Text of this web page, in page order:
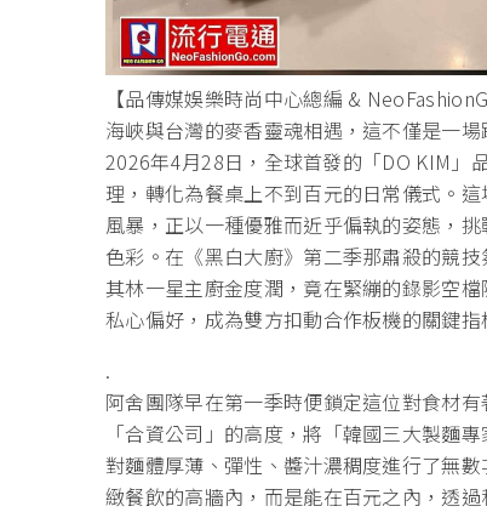
【品傳媒娛樂時尚中心總編 &
海峽與台灣的麥香靈魂相遇， 這不僅是一場
2026年4月28日，全球首發的「DO KIM」
理，轉化為餐桌上不到百元的日常儀式。
風暴， 正以一種優雅而近乎偏執的姿態，
色彩。在《黑白大廚》 第二季那肅殺的競
其林一星主廚金度潤， 竟在緊繃的錄影空
私心偏好，成為雙方扣動合作板機的關鍵指
.
阿舍團隊早在第一季時便鎖定這位對食材有
「合資公司」的高度，將「韓國三大製麵
對麵體厚薄、彈性、 醬汁濃稠度進行了無
緻餐飲的高牆內，而是能在百元之內， 透過